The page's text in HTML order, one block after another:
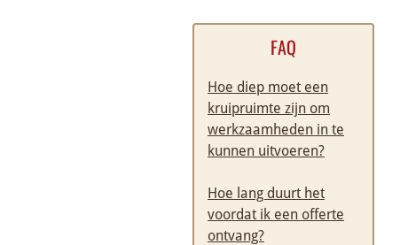
FAQ
Hoe diep moet een
kruipruimte zijn om
werkzaamheden in te
kunnen uitvoeren?
Hoe lang duurt het
voordat ik een offerte
ontvang?